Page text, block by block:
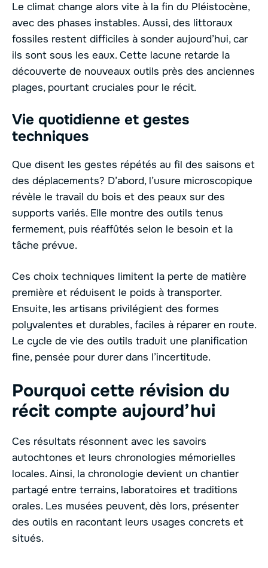
Le climat change alors vite à la fin du Pléistocène,
avec des phases instables. Aussi, des littoraux
fossiles restent difficiles à sonder aujourd’hui, car
ils sont sous les eaux. Cette lacune retarde la
découverte de nouveaux outils près des anciennes
plages, pourtant cruciales pour le récit.
Vie quotidienne et gestes
techniques
Que disent les gestes répétés au fil des saisons et
des déplacements? D’abord, l’usure microscopique
révèle le travail du bois et des peaux sur des
supports variés. Elle montre des outils tenus
fermement, puis réaffûtés selon le besoin et la
tâche prévue.
Ces choix techniques limitent la perte de matière
première et réduisent le poids à transporter.
Ensuite, les artisans privilégient des formes
polyvalentes et durables, faciles à réparer en route.
Le cycle de vie des outils traduit une planification
fine, pensée pour durer dans l’incertitude.
Pourquoi cette révision du
récit compte aujourd’hui
Ces résultats résonnent avec les savoirs
autochtones et leurs chronologies mémorielles
locales. Ainsi, la chronologie devient un chantier
partagé entre terrains, laboratoires et traditions
orales. Les musées peuvent, dès lors, présenter
des outils en racontant leurs usages concrets et
situés.